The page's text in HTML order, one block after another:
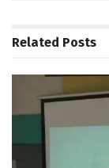
Related Posts